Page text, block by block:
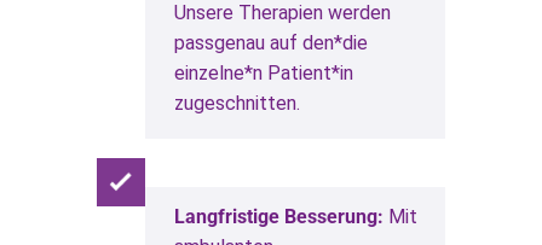
Unsere Therapien werden
passgenau auf den*die
einzelne*n Patient*in
zugeschnitten.
Langfristige Besserung: Mit